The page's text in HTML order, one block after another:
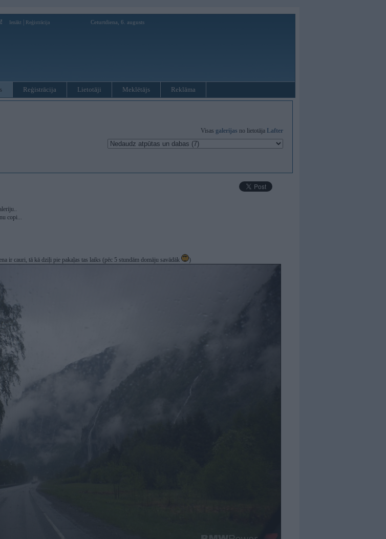
Ienākt Reģistrācija Ceturtdiena, 6. augusts
Reģistrācija Lietotāji Meklētājs Reklāma
Visas galerijas no lietotāja Lafter
copi...
ir cauri, tā kā dziļi pie pakaļas tas laiks (pēc 5 stundām domāju savādāk )